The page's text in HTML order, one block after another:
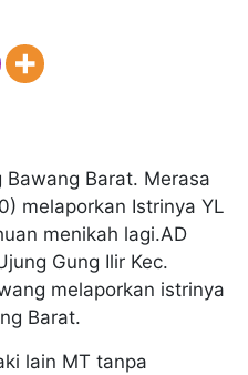
Bawang Barat. Merasa
melaporkan Istrinya YL
menikah lagi.AD
Gung Ilir Kec.
melaporkan istrinya
Barat.
lain MT tanpa